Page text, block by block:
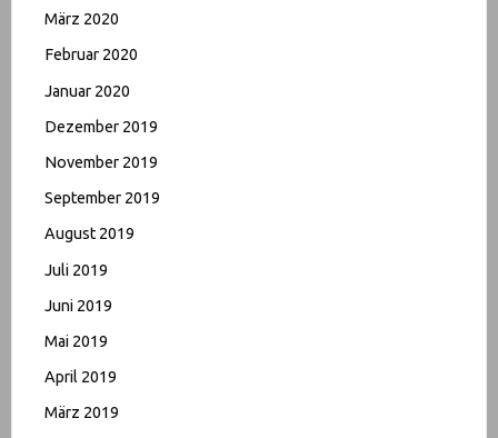
März 2020
Februar 2020
Januar 2020
Dezember 2019
November 2019
September 2019
August 2019
Juli 2019
Juni 2019
Mai 2019
April 2019
März 2019